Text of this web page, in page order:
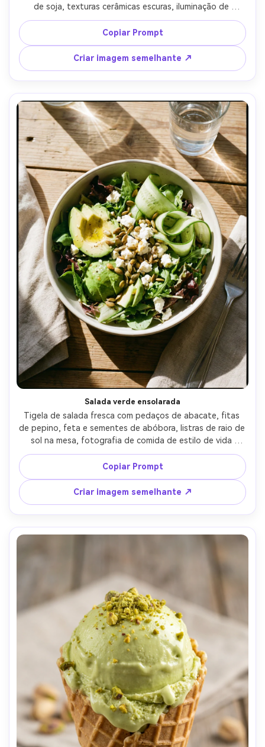
de soja, texturas cerâmicas escuras, iluminação de
restaurante humorístico, profundidade de campo rasa,
tirado em lente de 85mm, grãos de arroz fotorealistas e
abacate brilhante, vibração de jantar de luxo-AR 4:5
Copiar Prompt
Criar imagem semelhante ↗
Salada verde ensolarada
Tigela de salada fresca com pedaços de abacate, fitas
de pepino, feta e sementes de abóbora, listras de raio de
sol na mesa, fotografia de comida de estilo de vida
arejada, tirada em lente de 35mm, sombras naturais,
verdes vibrantes, ingredientes fotorealistas, estética
limpa de alimentos saudáveis-AR 4:5
Copiar Prompt
Criar imagem semelhante ↗